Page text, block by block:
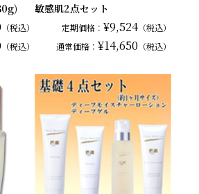
（税込）
（税込）
敏感肌2点セット
定期価格： ¥9,524（税込）
通常価格： ¥14,650 （税込）